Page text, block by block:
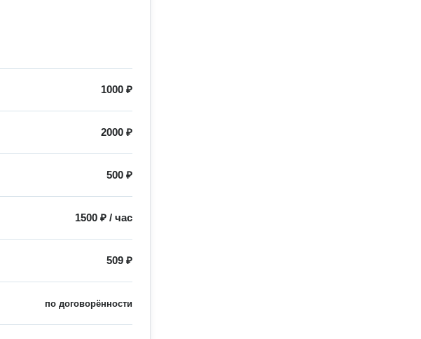
1000 ₽
2000 ₽
500 ₽
1500 ₽ /час
509 ₽
по договорённости